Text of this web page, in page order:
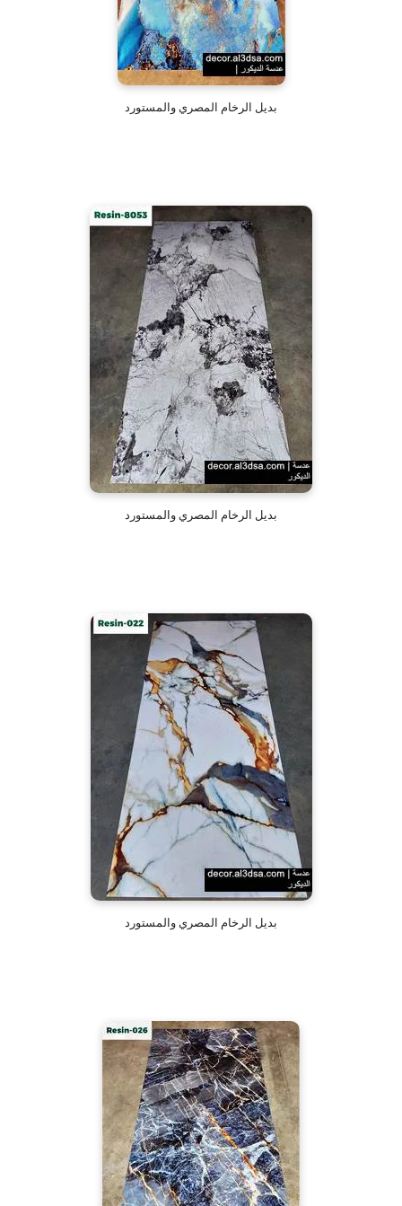
بديل الرخام المصري والمستورد
بديل الرخام المصري والمستورد
بديل الرخام المصري والمستورد